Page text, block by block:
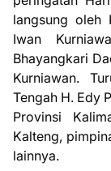
langsung oleh
Iwan
Bhayangkari
Kurniawan.
Tengah H. Edy
Provinsi
Kalteng,
lainnya.